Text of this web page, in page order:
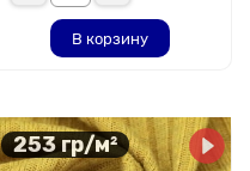
В корзину
253 гр/м²